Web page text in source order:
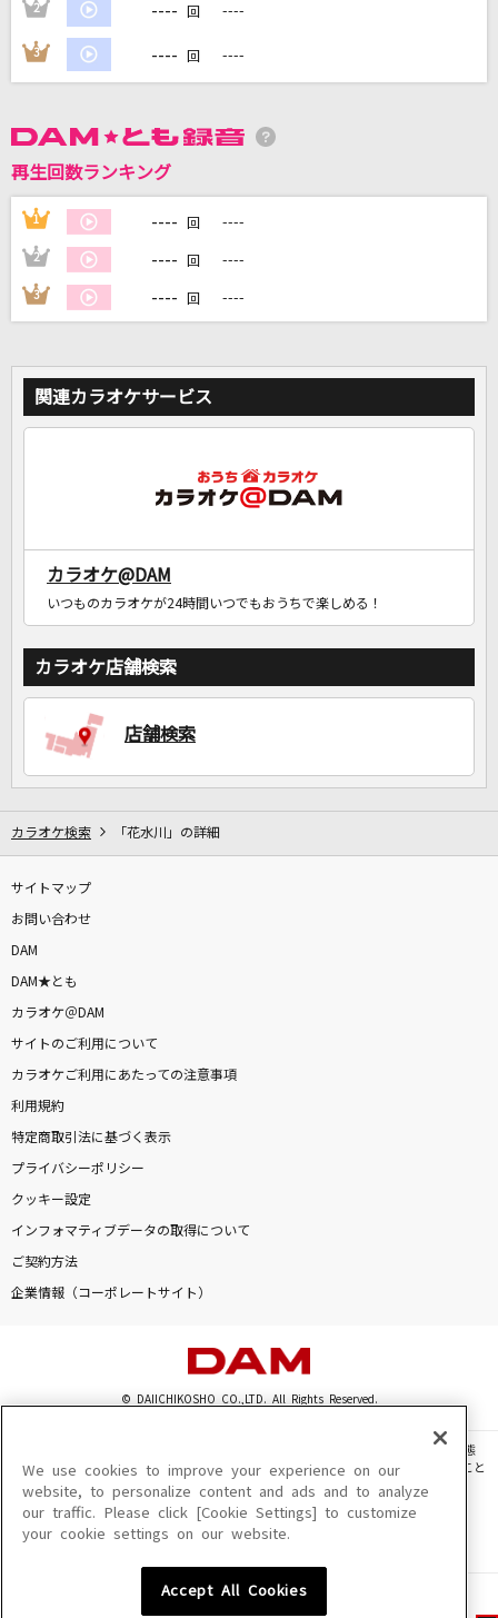
カラオケ最新情報をチェック！
2 ---- 回 ----
3 ---- 回 ----
再生回数ランキング
1 ---- 回 ----
2 ---- 回 ----
3 ---- 回 ----
関連カラオケサービス
カラオケ@DAM
いつものカラオケが24時間いつでもおうちで楽しめる！
カラオケ店舗検索
店舗検索
カラオケ検索 「花水川」の詳細
サイトマップ
お問い合わせ
DAM
DAM★とも
カラオケ＠DAM
サイトのご利用について
カラオケご利用にあたっての注意事項
利用規約
特定商取引法に基づく表示
プライバシーポリシー
クッキー設定
インフォマティブデータの取得について
ご契約方法
企業情報（コーポレートサイト）
© DAIICHIKOSHO CO.,LTD. All Rights Reserved.
このサイトに掲載されている一切の文章・画像・写真・動画・音声等を、手段や形態
を問わず、著作権法の定める範囲を超えて無断で複製、転載、ファイル化などすること
を禁じます。
楽曲及びコンテンツは、機種によりご利用いただけない場合があります。
楽曲及びコンテンツの配信日、配信内容が変更になる場合があります。
We use cookies to improve your experience on our
website, to personalize content and ads and to analyze
our traffic. Please click [Cookie Settings] to customize
your cookie settings on our website.
Accept All Cookies